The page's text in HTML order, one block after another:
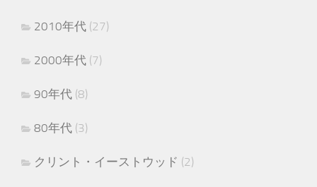
2010年代 (27)
2000年代 (7)
90年代 (8)
80年代 (3)
クリント・イーストウッド (2)